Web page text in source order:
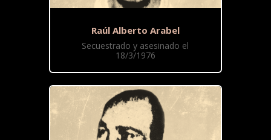
Raúl Alberto Arabel
Secuestrado y asesinado el
18/3/1976